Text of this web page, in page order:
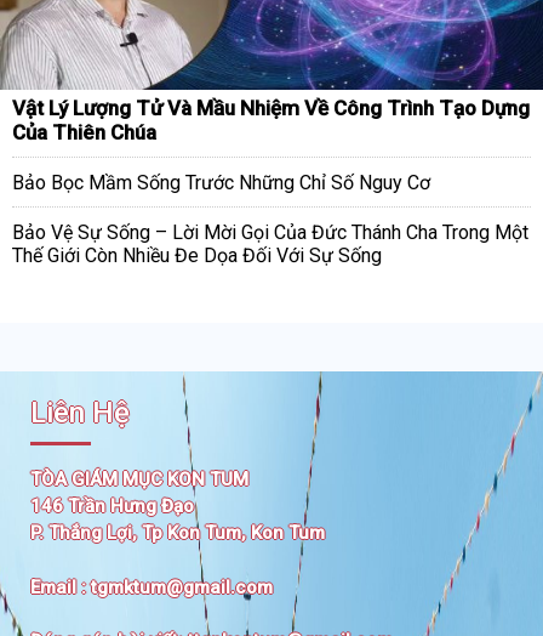
Vật Lý Lượng Tử Và Mầu Nhiệm Về Công Trình Tạo Dựng
Của Thiên Chúa
Bảo Bọc Mầm Sống Trước Những Chỉ Số Nguy Cơ
Bảo Vệ Sự Sống – Lời Mời Gọi Của Đức Thánh Cha Trong Một
Thế Giới Còn Nhiều Đe Dọa Đối Với Sự Sống
Liên Hệ
TÒA GIÁM MỤC KON TUM
146 Trần Hưng Đạo
P. Thắng Lợi, Tp Kon Tum, Kon Tum
Email :tgmktum@gmail.com